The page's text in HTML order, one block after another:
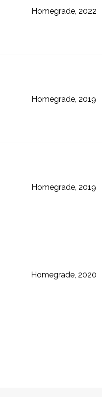
Homegrade, 2022
Homegrade, 2019
Homegrade, 2019
Homegrade, 2020